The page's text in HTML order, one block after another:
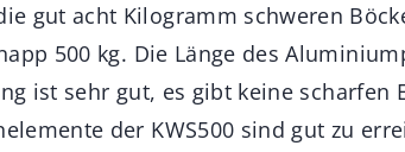
gut acht Kilogramm schweren
500 kg. Die Länge des
ist sehr gut, es gibt keine scharfen
der KWS500 sind gut zu